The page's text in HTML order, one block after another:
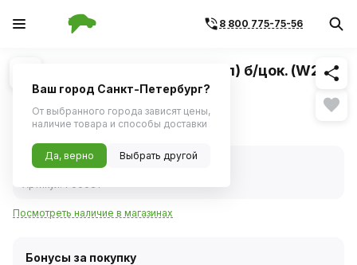
8 800 775-75-56
1/1 Похожие
Лампа 12V 21W (поворот, стоп) б/цок. (W21W
/ W3x16d) (KRAFT)
171 ₽
В наличии
Посмотреть наличие в магазинах
Бонусы за покупку
Ваш город Санкт-Петербург?
От выбранного города зависят цены,
наличие товара и способы доставки
Да, верно Выбрать другой